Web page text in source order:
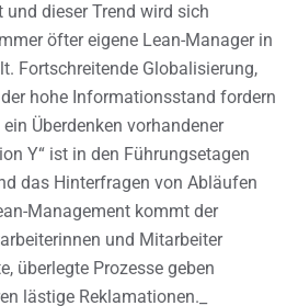
dieser Trend wird sich
öfter eigene Lean-Manager in
Fortschreitende Globalisierung,
hohe Informationsstand fordern
Überdenken vorhandener
Y“ ist in den Führungsetagen
das Hinterfragen von Abläufen
Management kommt der
und Mitarbeiter
überlegte Prozesse geben
lästige Reklamationen._